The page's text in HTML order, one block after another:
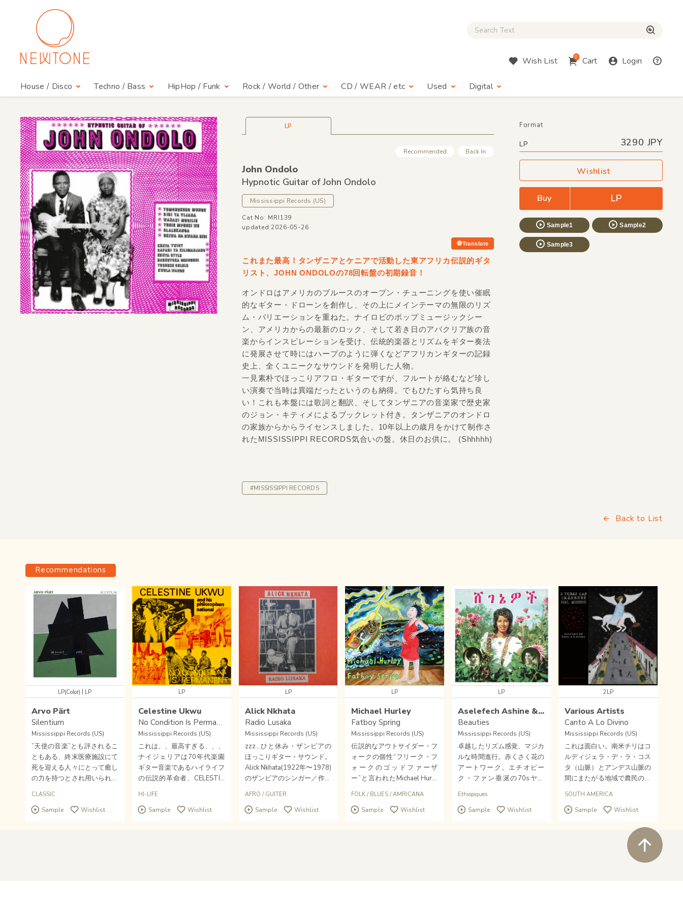
Close Search box
Wish List 0 Cart Login
House / Disco Techno / Bass HipHop / Funk Rock / World / Other CD / WEAR / etc Used Digital
LP
Recommended Back In
John Ondolo
Hypnotic Guitar of John Ondolo
Mississippi Records (US)
Cat No: MRI139
updated:2026-05-26
Translate
Format
LP 3290 JPY
Wishlist
Buy LP
Sample1 Sample2
Sample3
これまた最高！タンザニアとケニアで活動した東アフリカ伝説的ギタ
リスト、JOHN ONDOLOの78回転盤の初期録音！
オンドロはアメリカのブルースのオープン・チューニングを使い催眠
的なギター・ドローンを創作し、その上にメインテーマの無限のリズ
ム・バリエーションを重ねた。ナイロビのポップミュージックシー
ン、アメリカからの最新のロック、そして若き日のアバクリア族の音
楽からインスピレーションを受け、伝統的楽器とリズムをギター奏法
に発展させて時にはハープのように弾くなどアフリカンギターの記録
史上、全くユニークなサウンドを発明した人物。
一見素朴でほっこりアフロ・ギターですが、フルートが絡むなど珍し
い演奏で当時は異端だったというのも納得。でもひたすら気持ち良
い！これも本盤には歌詞と翻訳、そしてタンザニアの音楽家で歴史家
のジョン・キティメによるブックレット付き。タンザニアのオンドロ
の家族からからライセンスしました。10年以上の歳月をかけて制作さ
れたMISSISSIPPI RECORDS気合いの盤。休日のお供に。 (Shhhhh)
#MISSISSIPPI RECORDS
Back to List
Recommendations
LP(Color) LP
Arvo Pärt
Silentium
Mississippi Records (US)
”天使の音楽”とも評されるこ
ともある、終末医療施設にて
死を迎える人々にとって癒し
の力を持つとされ用いられる
拠点とする室内オーケストラ
CLASSIC
Sample Wishlist
LP
Celestine Ukwu
No Condition Is Permanent
Mississippi Records (US)
これは、、最高すぎる、、、
ナイジェリアは70年代楽園
ギター音楽であるハイライフ
の伝説的革命者、CELESTIN
らこのレーベルでしょう、MI
HI-LIFE
Sample Wishlist
LP
Alick Nkhata
Radio Lusaka
Mississippi Records (US)
zzz...ひと休み・ザンビアの
ほっこりギター・サウンド。
Alick Nkhata(1922年〜1978)
のザンビアのシンガー／作曲
0年代前半に活躍、特に64年
のザンビア独立の際には"自
AFRO / GUITER
Sample Wishlist
LP
Michael Hurley
Fatboy Spring
Mississippi Records (US)
伝説的なアウトサイダー・フ
ォークの個性“フリーク・フ
ォークのゴッドファーザ
ー”と言われたMichael Hurle
ー。ゆったりとした時間の流
れるカントリー・ブルース・
FOLK / BLUES /AMRICANA
Sample Wishlist
LP
Aselefech Ashine & Getenesh Kebret
Beauties
Mississippi Records (US)
卓越したリズム感覚、マジカ
ルな時間進行。赤くさく花の
アートワーク。エチオピー
ク・ファン垂涎の70sヤン
ル・デュオAselefech Ashine
& Getenesh Kebretのアルバ
Ethiopiques
Sample Wishlist
2LP
Various Artists
Canto A Lo Divino
Mississippi Records (US)
これは面白い。南米チリはコ
ルディジェラ・デ・ラ・コス
タ（山脈）とアンデス山脈の
間にまたがる地域で農民の間
SOUTH AMERICA
Sample Wishlist